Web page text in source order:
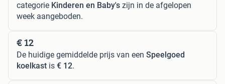
categorie Kinderen en Baby's zijn in de afgelopen
week aangeboden.
€ 12
De huidige gemiddelde prijs van een Speelgoed
koelkast is € 12.